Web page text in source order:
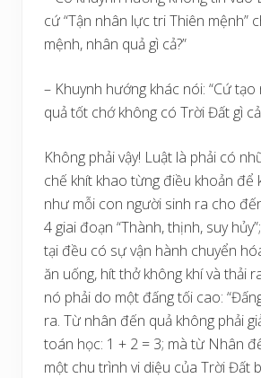
cứ “Tận nhân lực tri Thiên mệnh”
mệnh, nhân quả gì cả?”
– Khuynh hướng khác nói: “Cứ
quả tốt chớ không có Trời Đất gì
Không phải vậy! Luật là phải có
chế khít khao từng điều khoản để
như mỗi con người sinh ra cho
4 giai đoạn “Thành, thịnh, suy
tại đều có sự vận hành chuyển
ăn uống, hít thở không khí và thải
nó phải do một đấng tối cao:
ra. Từ nhân đến quả không phải
toán học: 1 + 2 = 3; mà từ Nhân
một chu trình vi diệu của Trời Đất